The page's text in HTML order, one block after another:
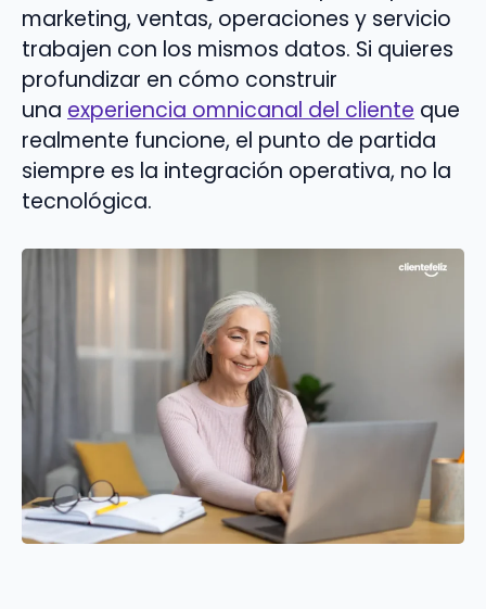
marketing, ventas, operaciones y servicio
trabajen con los mismos datos. Si quieres
profundizar en cómo construir
una experiencia omnicanal del cliente que
realmente funcione, el punto de partida
siempre es la integración operativa, no la
tecnológica.